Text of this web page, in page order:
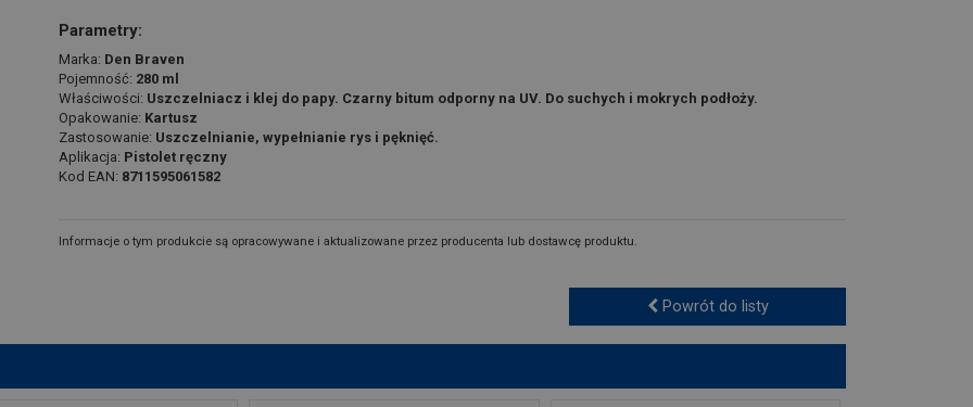
Parametry:
Marka: Den Braven
Pojemność: 280 ml
Właściwości: Uszczelniacz i klej do papy. Czarny bitum odporny na UV. Do suchych i mokrych podłoży.
Opakowanie: Kartusz
Zastosowanie: Uszczelnianie, wypełnianie rys i pęknięć.
Aplikacja: Pistolet ręczny
Kod EAN: 8711595061582
Informacje o tym produkcie są opracowywane i aktualizowane przez producenta lub dostawcę produktu.
Powrót do listy